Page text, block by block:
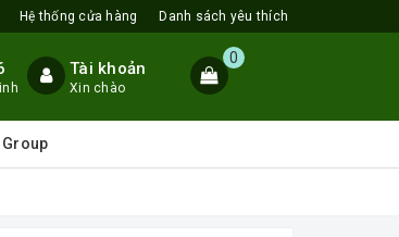
Hệ thống cửa hàng Danh sách yêu thích
Tài khoản
Xin chào
0
Group